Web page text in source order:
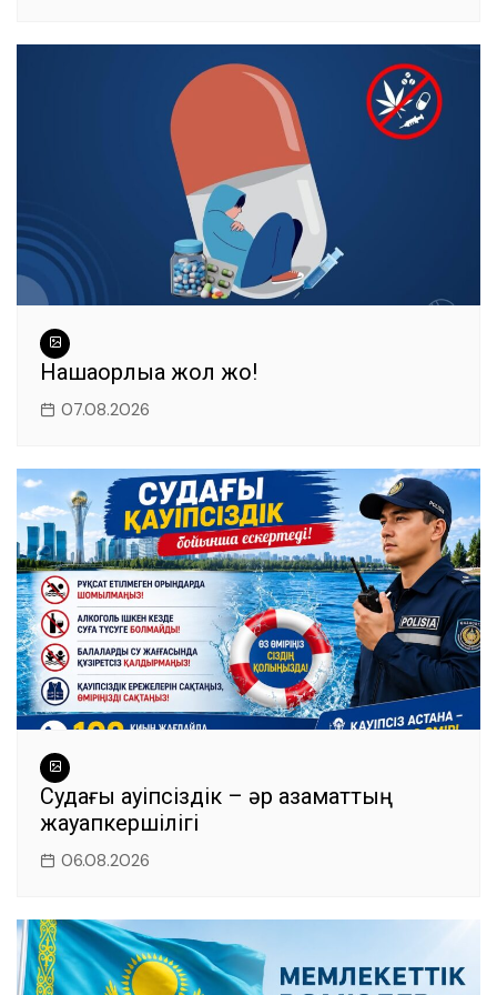
Нашақорлыққа жол жоқ!
07.08.2026
Судағы қауіпсіздік – әр азаматтың
жауапкершілігі
06.08.2026